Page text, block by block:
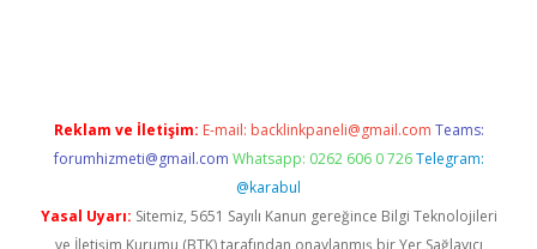
Reklam ve İletişim: E-mail: backlinkpaneli@gmail.com Teams:
forumhizmeti@gmail.com Whatsapp: 0262 606 0 726 Telegram:
@karabul
Yasal Uyarı: Sitemiz, 5651 Sayılı Kanun gereğince Bilgi Teknolojileri
ve İletişim Kurumu (BTK) tarafından onaylanmış bir Yer Sağlayıcı